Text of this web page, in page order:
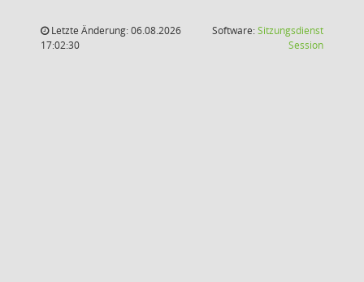
Letzte Änderung: 06.08.2026
17:02:30
Software:Sitzungsdienst
Session(Wird in